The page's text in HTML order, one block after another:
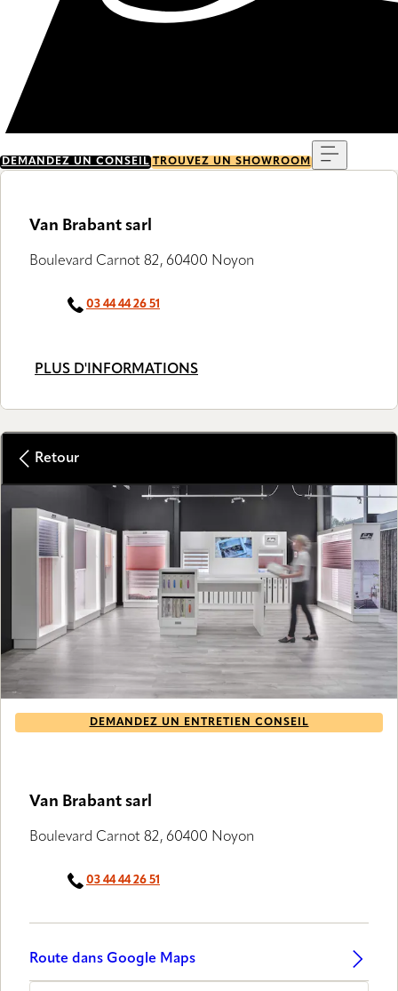
DEMANDEZ UN CONSEIL TROUVEZ UN SHOWROOM
Van Brabant sarl
Boulevard Carnot 82, 60400 Noyon
03 44 44 26 51
PLUS D'INFORMATIONS
Retour
DEMANDEZ UN ENTRETIEN CONSEIL
Van Brabant sarl
Boulevard Carnot 82, 60400 Noyon
03 44 44 26 51
Route dans Google Maps